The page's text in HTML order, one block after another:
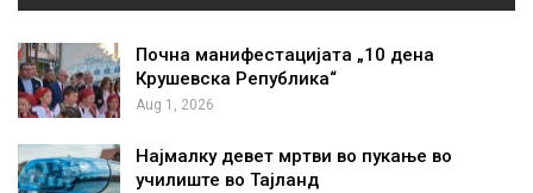
Почна манифестацијата „10 дена
Крушевска Република“
Aug 1, 2026
Најмалку девет мртви во пукање во
училиште во Тајланд